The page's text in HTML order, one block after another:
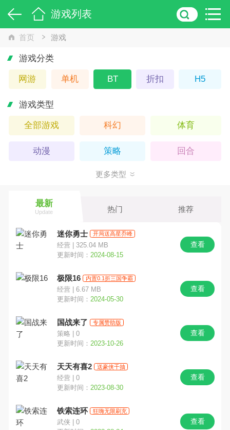
游戏列表
首页 游戏
游戏分类
网游 单机 BT 折扣 H5
游戏类型
全部游戏 科幻 体育
动漫 策略 回合
Q版
休闲
经营 射击
冒险 格斗 塔防
放置
竖版
都市
摸金 开箱
更多类型
最新
Update 热门 推荐
迷你勇士 开局送高星乔峰
经营 | 325.04 MB
更新时间： 2024-08-15
查看
极限16 内置0.1折三国争霸
经营 | 6.67 MB
更新时间： 2024-05-30
查看
国战来了 专属赞助版
策略 | 0
更新时间： 2023-10-26
查看
天天有喜2 送豪侠千抽
经营 | 0
更新时间： 2023-08-30
查看
铁索连环 狂嗨无限刷充
武侠 | 0
查看